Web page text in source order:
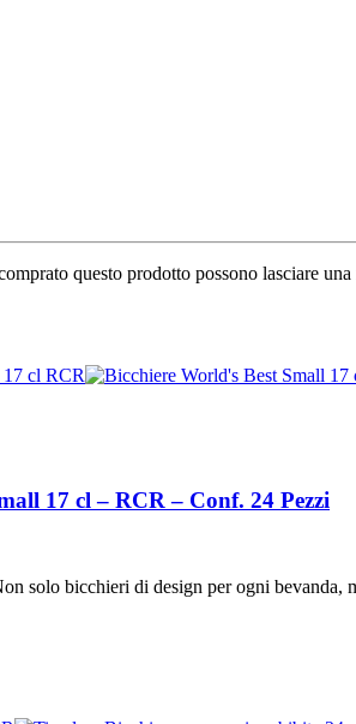
questo prodotto possono lasciare una
17 cl – RCR – Conf. 24 Pezzi
solo bicchieri di design per ogni bevanda,